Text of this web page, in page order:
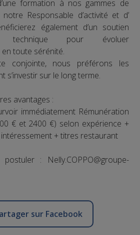
formation à nos gammes de
Responsable d’activité et d’
également d’un soutien
technique pour évoluer
toute sérénité.
conjointe, nous préférons les
s’investir sur le long terme.
avantages :
immédiatement Rémunération
€ et 2400 €) selon expérience +
+ titres restaurant
: Nelly.COPPO@groupe-
sur Facebook